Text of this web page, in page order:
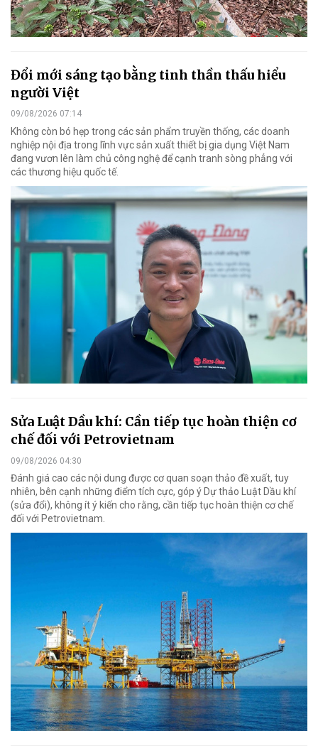
Đổi mới sáng tạo bằng tinh thần thấu hiểu
người Việt
09/08/2026 07:14
Không còn bó hẹp trong các sản phẩm truyền thống, các doanh
nghiệp nội địa trong lĩnh vực sản xuất thiết bị gia dụng Việt Nam
đang vươn lên làm chủ công nghệ để cạnh tranh sòng phẳng với
các thương hiệu quốc tế.
Sửa Luật Dầu khí: Cần tiếp tục hoàn thiện cơ
chế đối với Petrovietnam
09/08/2026 04:30
Đánh giá cao các nội dung được cơ quan soạn thảo đề xuất, tuy
nhiên, bên cạnh những điểm tích cực, góp ý Dự thảo Luật Dầu khí
(sửa đổi), không ít ý kiến cho rằng, cần tiếp tục hoàn thiện cơ chế
đối với Petrovietnam.